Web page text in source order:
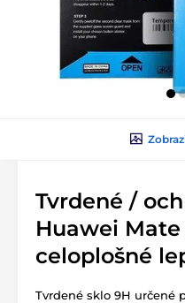
Tvrdené /
Huawei Mate
celoplošné
Tvrdené sklo 9H určené